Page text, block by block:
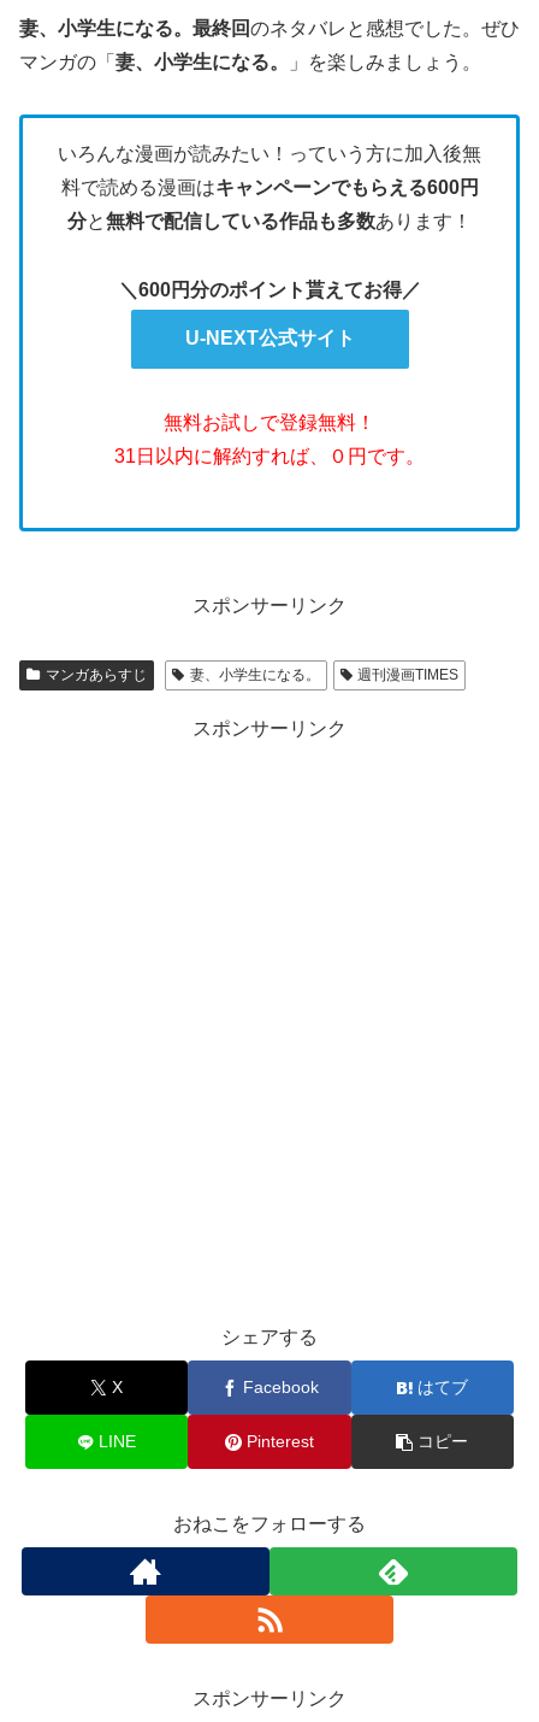
妻、小学生になる。最終回のネタバレと感想でした。ぜひ
マンガの「 妻、小学生になる。 」を楽しみましょう。
いろんな漫画が読みたい！っていう方に加入後無
料で読める漫画はキャンペーンでもらえる600円
分と無料で配信している作品も多数あります！
＼600円分のポイント貰えてお得／
U-NEXT公式サイト
無料お試しで登録無料！
31日以内に解約すれば、０円です。
スポンサーリンク
マンガあらすじ 妻、小学生になる。 週刊漫画TIMES
スポンサーリンク
シェアする
X Facebook はてブ
LINE Pinterest コピー
おねこをフォローする
スポンサーリンク